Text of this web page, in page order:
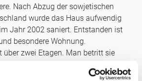
Nach Abzug der sowjetischen
wurde das Haus aufwendig
Jahr 2002 saniert. Entstanden ist
besondere Wohnung.
über zwei Etagen. Man betritt sie
und zwei Zimmer, sowie